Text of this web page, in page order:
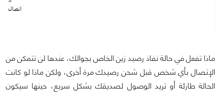
ماذا تفعل في حالة نفاذ رصيد زين الخاص بجوالك، عندها لن تتمكن من
الإتصال بأي شخص قبل شحن رصيدك مرة أخرى، ولكن ماذا لو كانت
الحالة طارئة أو تريد الوصول لصديقك بشكل سريع، حينها سيكون